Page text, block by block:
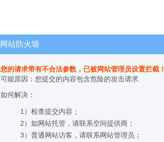
网站防火墙
您的请求带有不合法参数，已被网站管理员设置拦截！
可能原因：您提交的内容包含危险的攻击请求
如何解决：
1）检查提交内容；
2）如网站托管，请联系空间提供商；
3）普通网站访客，请联系网站管理员；